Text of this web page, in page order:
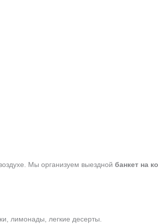
Мы организуем выездной банкет на
лимонады, легкие десерты.